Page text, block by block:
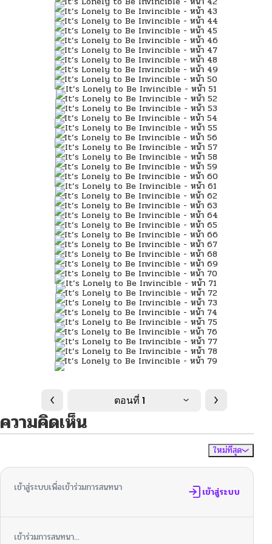
ตอนที่ 1
ความคิดเห็น
ใหม่ที่สุด
เข้าสู่ระบบเพื่อเข้าร่วมการสนทนา เข้าสู่ระบบ
เข้าร่วมการสนทนา...